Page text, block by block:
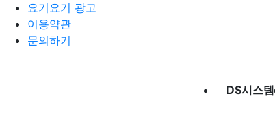
요기요기 광고
이용약관
문의하기
DS시스템